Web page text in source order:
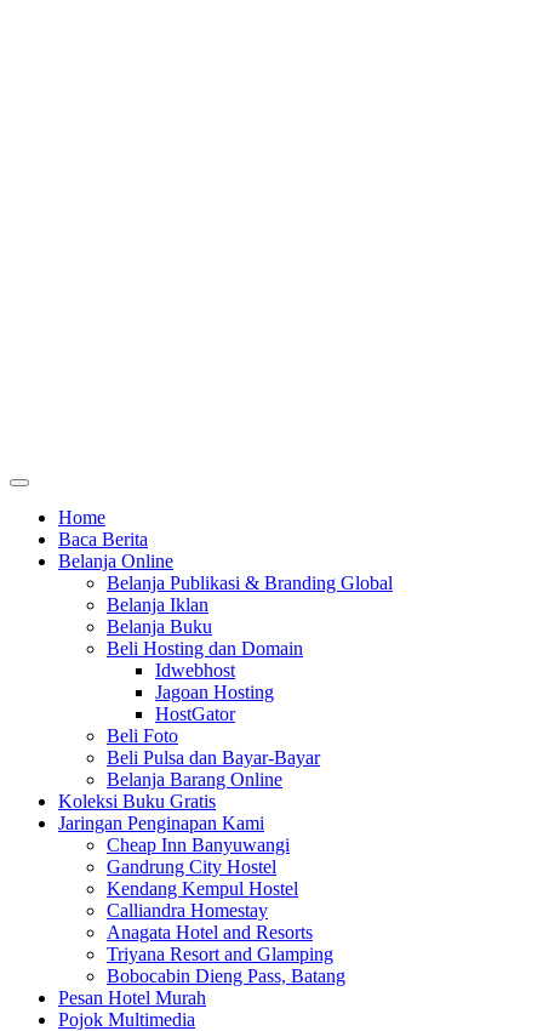
Home
Baca Berita
Belanja Online
Belanja Publikasi & Branding Global
Belanja Iklan
Belanja Buku
Beli Hosting dan Domain
Idwebhost
Jagoan Hosting
HostGator
Beli Foto
Beli Pulsa dan Bayar-Bayar
Belanja Barang Online
Koleksi Buku Gratis
Jaringan Penginapan Kami
Cheap Inn Banyuwangi
Gandrung City Hostel
Kendang Kempul Hostel
Calliandra Homestay
Anagata Hotel and Resorts
Triyana Resort and Glamping
Bobocabin Dieng Pass, Batang
Pesan Hotel Murah
Pojok Multimedia